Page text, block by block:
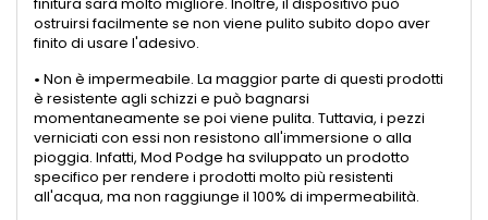
ostruirsi facilmente se non viene pulito subito dopo aver
finito di usare l'adesivo.
• Non è impermeabile. La maggior parte di questi prodotti
è resistente agli schizzi e può bagnarsi
momentaneamente se poi viene pulita. Tuttavia, i pezzi
verniciati con essi non resistono all'immersione o alla
pioggia. Infatti, Mod Podge ha sviluppato un prodotto
specifico per rendere i prodotti molto più resistenti
all'acqua, ma non raggiunge il 100% di impermeabilità.